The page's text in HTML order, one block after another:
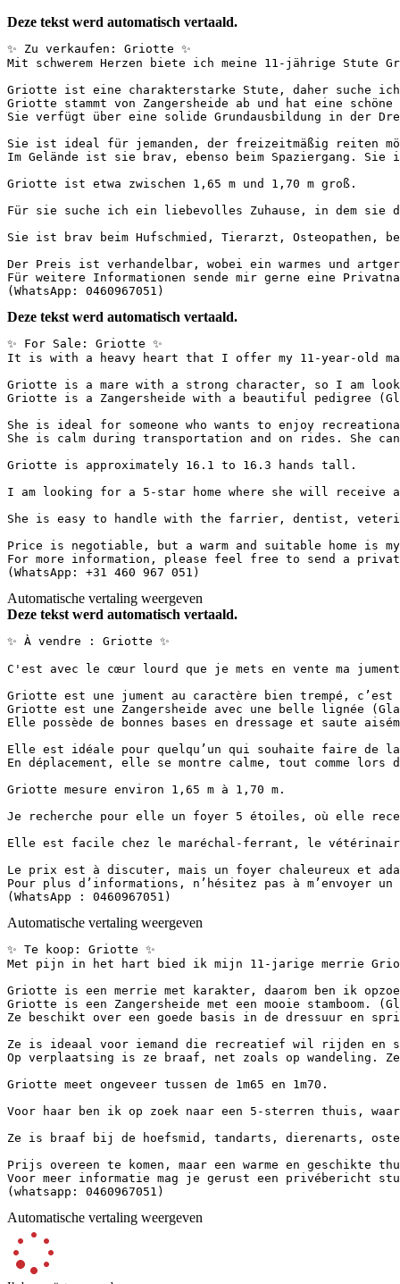
Deze tekst werd automatisch vertaald.
✨ Zu verkaufen: Griotte ✨
Mit schwerem Herzen biete ich meine 11-jährige
Griotte ist eine charakterstarke Stute, daher suche
Griotte stammt von Zangersheide ab und hat eine
Sie verfügt über eine solide Grundausbildung in der
Sie ist ideal für jemanden, der freizeitmäßig reiten
Im Gelände ist sie brav, ebenso beim Spaziergang.
Griotte ist etwa zwischen 1,65 m und 1,70 m groß.
Für sie suche ich ein liebevolles Zuhause, in dem
Sie ist brav beim Hufschmied, Tierarzt, Osteopathen,
Der Preis ist verhandelbar, wobei ein warmes und
Für weitere Informationen sende mir gerne eine
(WhatsApp: 0460967051)
Deze tekst werd automatisch vertaald.
✨ For Sale: Griotte ✨
It is with a heavy heart that I offer my 11-year-old
Griotte is a mare with a strong character, so I am
Griotte is a Zangersheide with a beautiful pedigree
She is ideal for someone who wants to enjoy
She is calm during transportation and on rides. She
Griotte is approximately 16.1 to 16.3 hands tall.
I am looking for a 5-star home where she will
She is easy to handle with the farrier, dentist,
Price is negotiable, but a warm and suitable home
For more information, please feel free to send a
(WhatsApp: +31 460 967 051)
Automatische vertaling weergeven
Deze tekst werd automatisch vertaald.
✨ À vendre : Griotte ✨
C'est avec le cœur lourd que je mets en vente ma
Griotte est une jument au caractère bien trempé,
Griotte est une Zangersheide avec une belle lignée
Elle possède de bonnes bases en dressage et saute
Elle est idéale pour quelqu’un qui souhaite faire de
En déplacement, elle se montre calme, tout comme
Griotte mesure environ 1,65 m à 1,70 m.
Je recherche pour elle un foyer 5 étoiles, où elle
Elle est facile chez le maréchal-ferrant, le
Le prix est à discuter, mais un foyer chaleureux et
Pour plus d’informations, n’hésitez pas à m’envoyer
(WhatsApp : 0460967051)
Automatische vertaling weergeven
✨ Te koop: Griotte ✨
Met pijn in het hart bied ik mijn 11-jarige merrie
Griotte is een merrie met karakter, daarom ben ik
Griotte is een Zangersheide met een mooie stamboom.
Ze beschikt over een goede basis in de dressuur en
Ze is ideaal voor iemand die recreatief wil rijden en
Op verplaatsing is ze braaf, net zoals op wandeling.
Griotte meet ongeveer tussen de 1m65 en 1m70.
Voor haar ben ik op zoek naar een 5-sterren thuis,
Ze is braaf bij de hoefsmid, tandarts, dierenarts,
Prijs overeen te komen, maar een warme en geschikte
Voor meer informatie mag je gerust een privébericht
(whatsapp: 0460967051)
Automatische vertaling weergeven